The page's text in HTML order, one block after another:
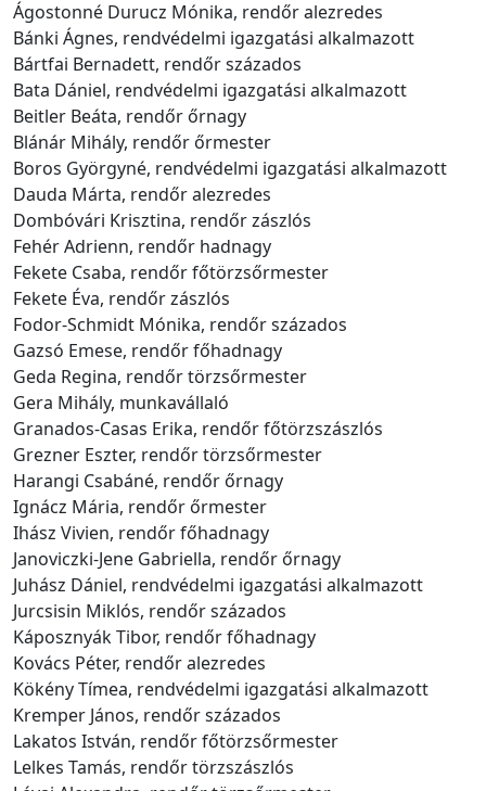
Ágostonné Durucz Mónika, rendőr alezredes
Bánki Ágnes, rendvédelmi igazgatási alkalmazott
Bártfai Bernadett, rendőr százados
Bata Dániel, rendvédelmi igazgatási alkalmazott
Beitler Beáta, rendőr őrnagy
Blánár Mihály, rendőr őrmester
Boros Györgyné, rendvédelmi igazgatási alkalmazott
Dauda Márta, rendőr alezredes
Dombóvári Krisztina, rendőr zászlós
Fehér Adrienn, rendőr hadnagy
Fekete Csaba, rendőr főtörzsőrmester
Fekete Éva, rendőr zászlós
Fodor-Schmidt Mónika, rendőr százados
Gazsó Emese, rendőr főhadnagy
Geda Regina, rendőr törzsőrmester
Gera Mihály, munkavállaló
Granados-Casas Erika, rendőr főtörzszászlós
Grezner Eszter, rendőr törzsőrmester
Harangi Csabáné, rendőr őrnagy
Ignácz Mária, rendőr őrmester
Ihász Vivien, rendőr főhadnagy
Janoviczki-Jene Gabriella, rendőr őrnagy
Juhász Dániel, rendvédelmi igazgatási alkalmazott
Jurcsisin Miklós, rendőr százados
Káposznyák Tibor, rendőr főhadnagy
Kovács Péter, rendőr alezredes
Kökény Tímea, rendvédelmi igazgatási alkalmazott
Kremper János, rendőr százados
Lakatos István, rendőr főtörzsőrmester
Lelkes Tamás, rendőr törzszászlós